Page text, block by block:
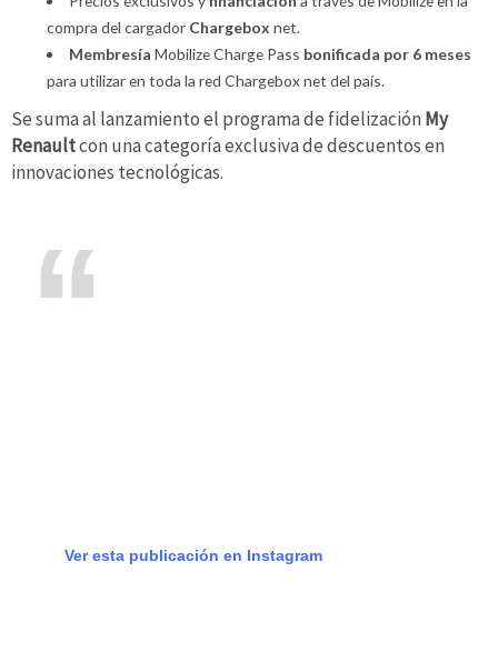
compra del cargador Chargebox net.
Membresía Mobilize Charge Pass bonificada por 6 meses
para utilizar en toda la red Chargebox net del país.
Se suma al lanzamiento el programa de fidelización My
Renaultcon una categoría exclusiva de descuentos en
innovaciones tecnológicas.
Ver esta publicación en Instagram